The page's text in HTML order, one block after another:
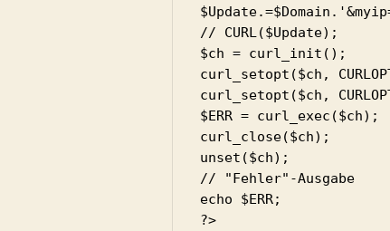
// CURL($Update);
$ch = curl_init();
curl_setopt($ch,
curl_setopt($ch,
$ERR = curl_exec($ch);
curl_close($ch);
unset($ch);
// "Fehler"-Ausgabe
echo $ERR;
?>